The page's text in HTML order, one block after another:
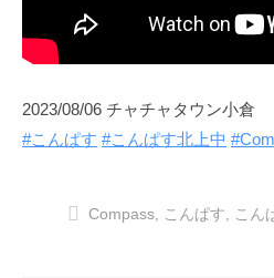
2023/08/06 チャチャタウン小倉
#こんぱす #こんぱす北上中
Compass, こんぱす, こん